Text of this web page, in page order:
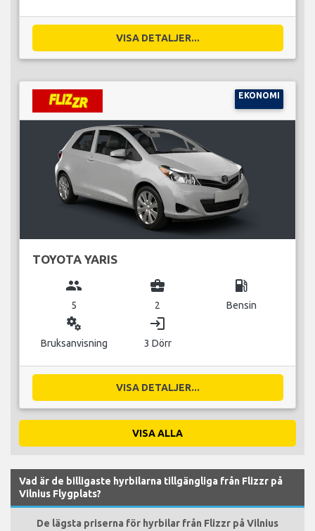
VISA DETALJER...
EKONOMI
TOYOTA YARIS
group
5
business_center
2
local_gas_station
Bensin
miscellaneous_services
Bruksanvisning
login
3 Dörr
VISA DETALJER...
VISA ALLA
Vad är de billigaste hyrbilarna tillgängliga från Flizzr på
Vilnius Flygplats?
De lägsta priserna för hyrbilar från Flizzr på Vilnius